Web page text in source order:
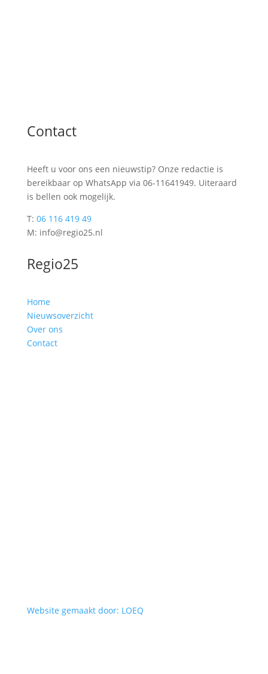
Contact
Heeft u voor ons een nieuwstip? Onze redactie is
bereikbaar op WhatsApp via 06-11641949. Uiteraard
is bellen ook mogelijk.
T: 06 116 419 49
M: info@regio25.nl
Regio25
Home
Nieuwsoverzicht
Over ons
Contact
Website gemaakt door: LOEQ